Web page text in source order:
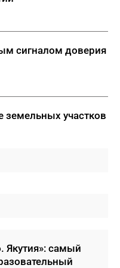
сигналом доверия
земельных участков
Якутия»: самый